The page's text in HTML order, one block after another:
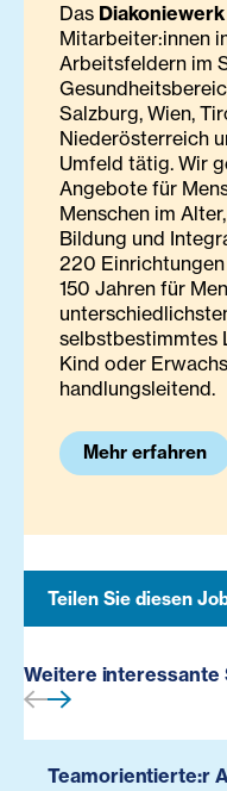
Das Diakoniewerk
Mitarbeiter:innen
Arbeitsfeldern im
Salzburg, Wien,
Niederösterreich
Umfeld tätig. Wir
Angebote für
Menschen im
Bildung und
220
150 Jahren für
selbstbestimmtes
Kind oder
handlungsleitend.
Mehr erfahren
Teilen Sie diesen
Weitere interessante
Teamorientierte:r